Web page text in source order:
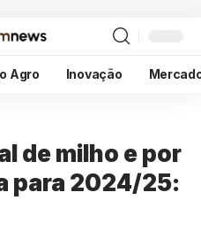
Agro Inovação
de milho e por
para 2024/25: